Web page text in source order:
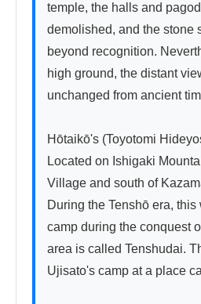
temple, the halls and
demolished, and the stone
beyond recognition.
high ground, the distant
unchanged from ancient
Hōtaikō's (Toyotomi
Located on Ishigaki
Village and south of
During the Tenshō era,
camp during the conquest
area is called Tenshudai.
Ujisato's camp at a place